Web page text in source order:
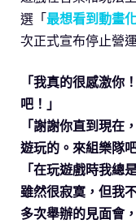
選「最想看到動畫
次正式宣布停止營
「我真的很感激你
吧！」
「謝謝你直到現在
遊玩的。來組樂隊吧
「在玩遊戲時我總
雖然很寂寞，但我
多次舉辦的見面會